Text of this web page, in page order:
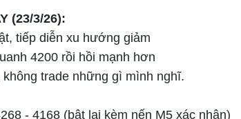
(23/3/26):
tiếp diễn xu hướng giảm
4200 rồi hồi mạnh hơn
trade những gì mình nghĩ.
- 4168 (bật lại kèm nến M5 xác nhận)